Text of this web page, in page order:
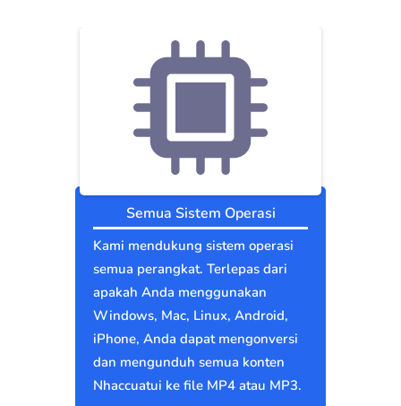
Semua Sistem Operasi
Kami mendukung sistem operasi
semua perangkat. Terlepas dari
apakah Anda menggunakan
Windows, Mac, Linux, Android,
iPhone, Anda dapat mengonversi
dan mengunduh semua konten
Nhaccuatui ke file MP4 atau MP3.